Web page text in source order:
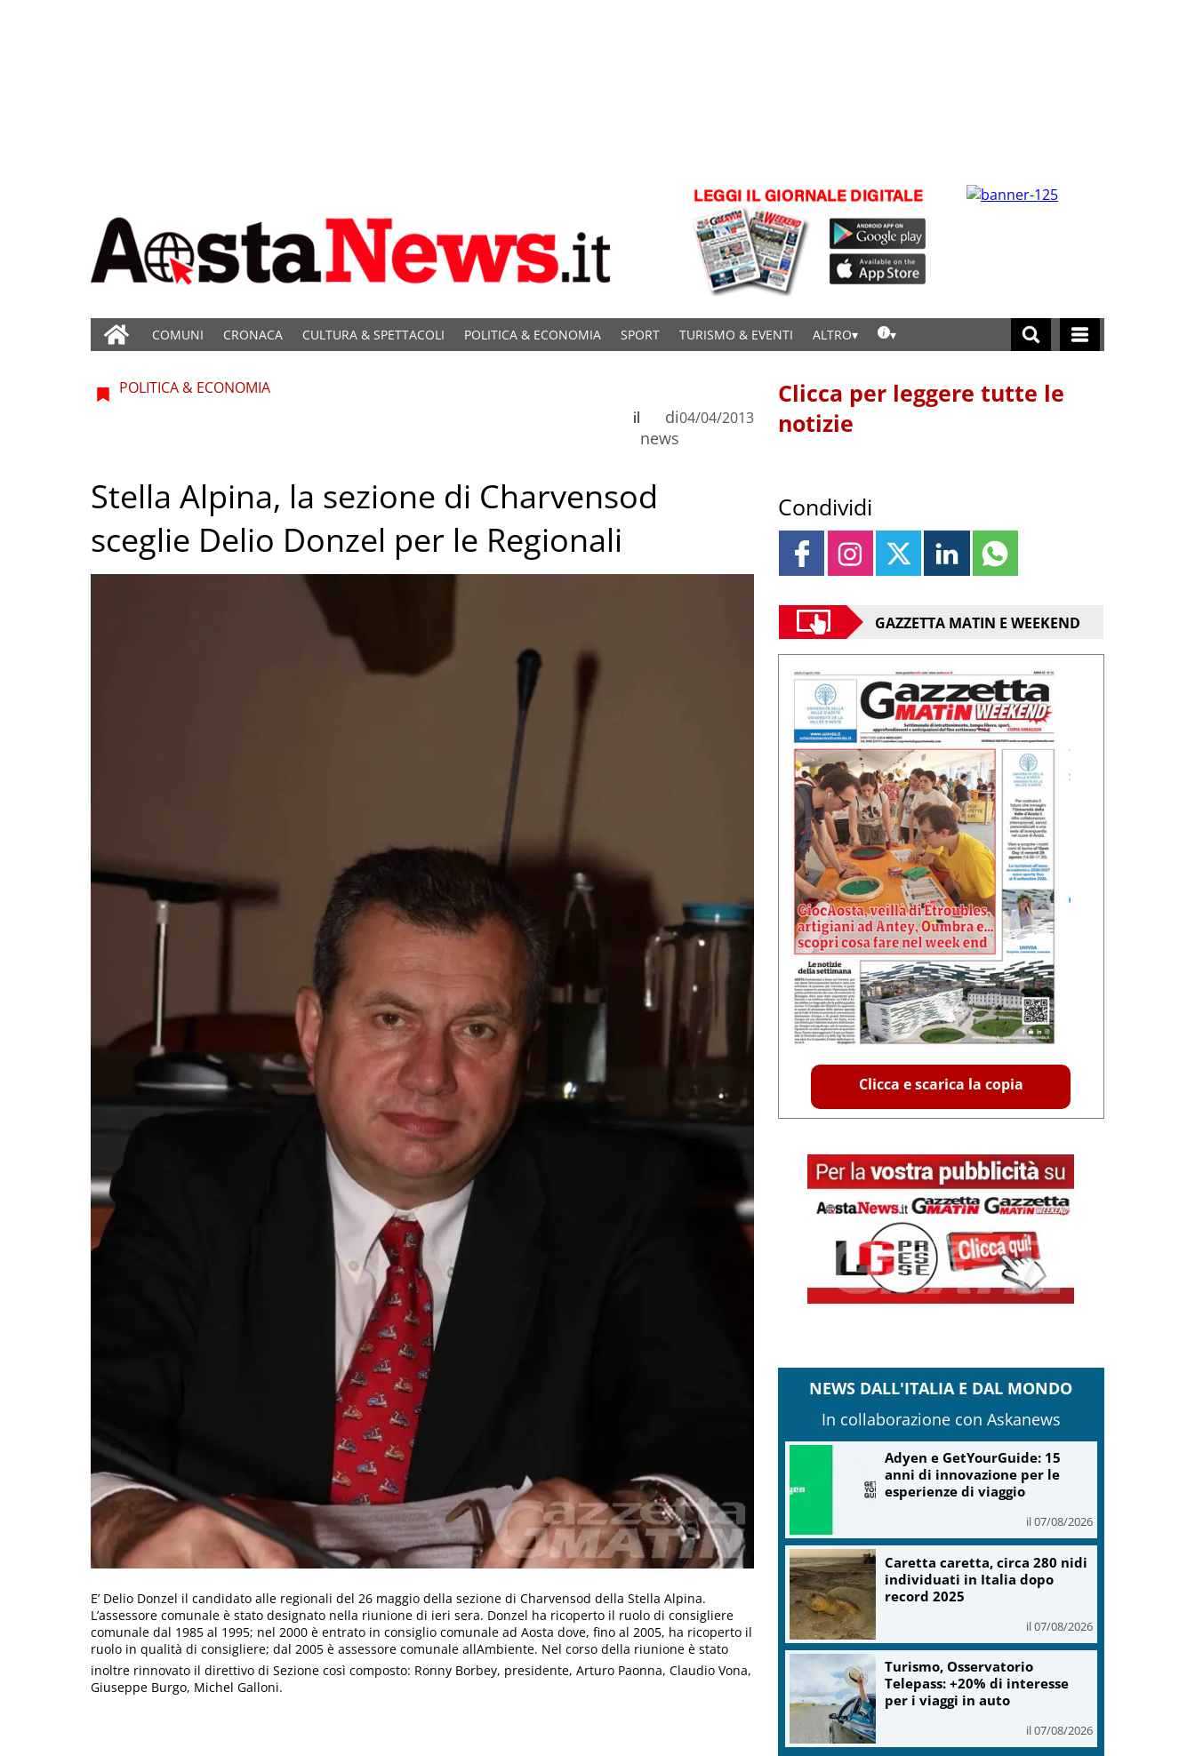
COMUNI CRONACA CULTURA & SPETTACOLI POLITICA & ECONOMIA SPORT TURISMO & EVENTI ALTRO
POLITICA & ECONOMIA
di
news
il 04/04/2013
Stella Alpina, la sezione di Charvensod
sceglie Delio Donzel per le Regionali
E’ Delio Donzel il candidato alle regionali del 26 maggio della sezione di Charvensod della Stella Alpina.
L’assessore comunale è stato designato nella riunione di ieri sera. Donzel ha ricoperto il ruolo di consigliere
comunale dal 1985 al 1995; nel 2000 è entrato in consiglio comunale ad Aosta dove, fino al 2005, ha ricoperto il
ruolo in qualità di consigliere; dal 2005 è assessore comunale allAmbiente. Nel corso della riunione è stato
inoltre rinnovato il direttivo di Sezione così composto: Ronny Borbey, presidente, Arturo Paonna, Claudio Vona,
Giuseppe Burgo, Michel Galloni.
Clicca per leggere tutte le
notizie
Condividi
GAZZETTA MATIN E WEEKEND
Clicca e scarica la copia
NEWS DALL'ITALIA E DAL MONDO
In collaborazione con Askanews
Adyen e GetYourGuide: 15
anni di innovazione per le
esperienze di viaggio
il 07/08/2026
Caretta caretta, circa 280 nidi
individuati in Italia dopo
record 2025
il 07/08/2026
Turismo, Osservatorio
Telepass: +20% di interesse
per i viaggi in auto
il 07/08/2026